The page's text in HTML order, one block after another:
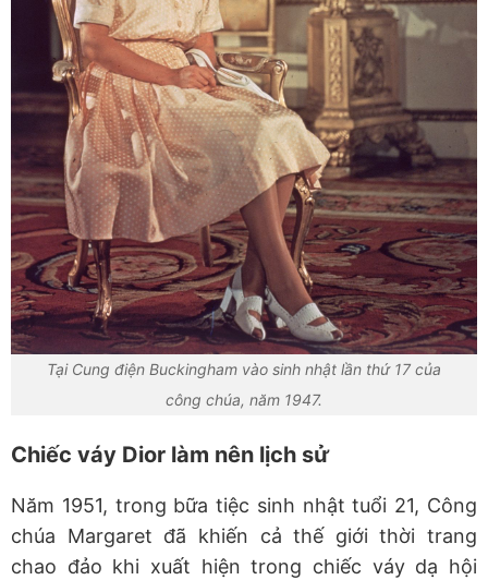
Tại Cung điện Buckingham vào sinh nhật lần thứ 17 của
công chúa, năm 1947.
Chiếc váy Dior làm nên lịch sử
Năm 1951, trong bữa tiệc sinh nhật tuổi 21, Công
chúa Margaret đã khiến cả thế giới thời trang
chao đảo khi xuất hiện trong chiếc váy dạ hội